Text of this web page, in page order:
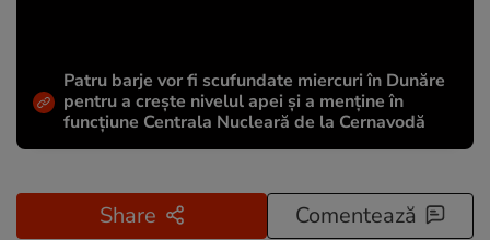
Patru barje vor fi scufundate miercuri în Dunăre
pentru a crește nivelul apei și a menține în
funcțiune Centrala Nucleară de la Cernavodă
Share Comentează